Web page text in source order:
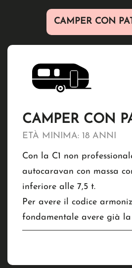
CAMPER CON
CAMPER CON
ETÀ MINIMA: 18 ANNI
Con la C1 non
autocaravan con massa
inferiore alle 7,5 t.
Per avere il codice
fondamentale avere già la